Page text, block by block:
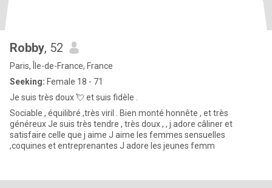
Robby, 52
Paris, Île-de-France, France
Seeking: Female 18 - 71
Je suis très doux 💘 et suis fidèle .
Sociable , équilibré ,très viril . Bien monté honnête , et très
généreux Je suis très tendre , très doux , , j adore câliner et
satisfaire celle que j aime J aime les femmes sensuelles
,coquines et entreprenantes J adore les jeunes femm